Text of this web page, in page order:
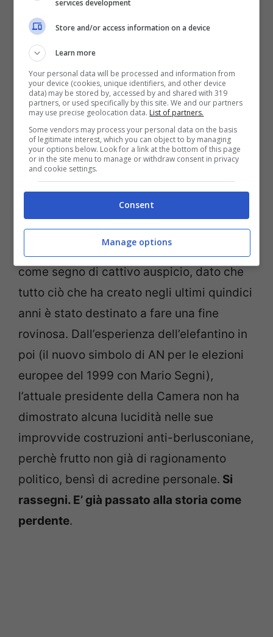
accecato dall’odio contro il
premier, neanche stavolta ha smosso
alcunchè
. I suoi inviti sono piuttosto colti
come segno di cattivo auspicio, dato che
tutto ciò che ha creato negli ultimi quindici
anni è stato destinato a fare una fine
rovinosa. Dall’esperienza dell’elefantino in
poi (il nuovo simbolo di AN per le elezioni
europee del 1999 con Mario Segni),
l’attuale presidente della Camera non ha
dimostrato alcuna lucidità nelle sue
improvvide costruzioni anti-berlusconiane,
perchè frutto non già di ragionamento
politico, bensì di acredine personale. Si
rassegni. E’ già passato alla storia come
perdente.
services development
Store and/or access information on a device
Learn more
Your personal data will be processed and information from
your device (cookies, unique identifiers, and other device
data) may be stored by, accessed by and shared with 319
partners, or used specifically by this site. We and our partners
may use precise geolocation data. List of partners.
Some vendors may process your personal data on the basis
of legitimate interest, which you can object to by managing
your options below. Look for a link at the bottom of this page
or in the site menu to manage or withdraw consent in privacy
and cookie settings.
Consent
Manage options